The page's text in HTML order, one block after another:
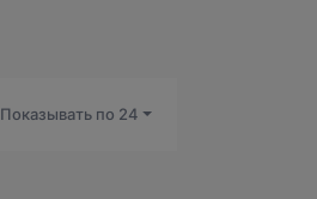
Показывать по 24